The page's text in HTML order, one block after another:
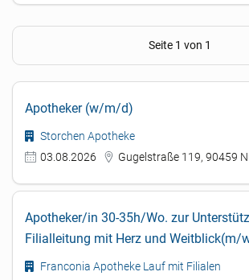
Seite 1 von 1
Apotheker (w/m/d)
Storchen Apotheke
03.08.2026
Gugelstraße 119, 90459
Apotheker/in 30-35h/Wo. zur
Filialleitung mit Herz und Weitblick(m/
Franconia Apotheke Lauf mit Filialen